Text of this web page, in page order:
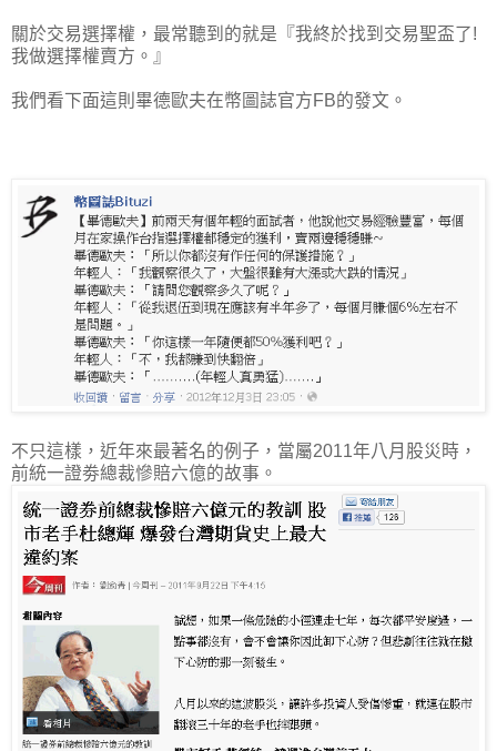
關於交易選擇權，最常聽到的就是『我終於找到交易聖盃了!
我做選擇權賣方。』
我們看下面這則畢德歐夫在幣圖誌官方FB的發文。
不只這樣，近年來最著名的例子，當屬2011年八月股災時，
前統一證劵總裁慘賠六億的故事。